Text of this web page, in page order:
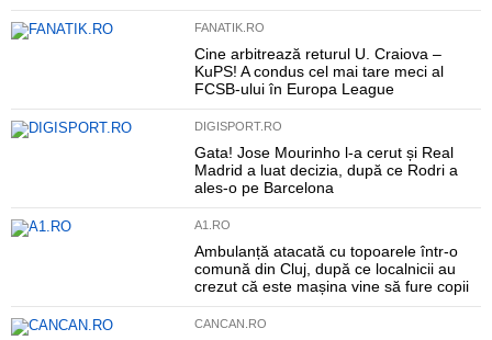
FANATIK.RO
Cine arbitrează returul U. Craiova –
KuPS! A condus cel mai tare meci al
FCSB-ului în Europa League
DIGISPORT.RO
Gata! Jose Mourinho l-a cerut și Real
Madrid a luat decizia, după ce Rodri a
ales-o pe Barcelona
A1.RO
Ambulanță atacată cu topoarele într-o
comună din Cluj, după ce localnicii au
crezut că este mașina vine să fure copii
CANCAN.RO